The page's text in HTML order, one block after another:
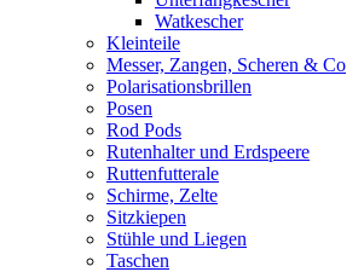
Watkescher
Kleinteile
Messer, Zangen, Scheren & Co
Polarisationsbrillen
Posen
Rod Pods
Rutenhalter und Erdspeere
Ruttenfutterale
Schirme, Zelte
Sitzkiepen
Stühle und Liegen
Taschen